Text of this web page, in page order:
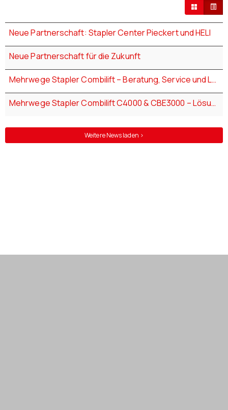
Neue Partnerschaft: Stapler Center Pieckert und HELI
Neue Partnerschaft für die Zukunft
Mehrwege Stapler Combilift – Beratung, Service und Lösungen von Pieckert
Mehrwege Stapler Combilift C4000 & CBE3000 – Lösungen für Langgut und flexible Logistik
Weitere News laden >